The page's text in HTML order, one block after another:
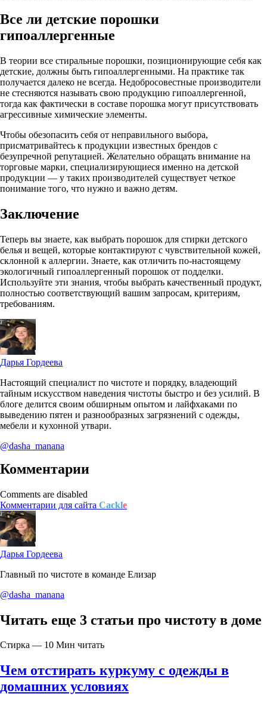
Все ли детские порошки
гипоаллергенные
В теории все стиральные порошки, позиционирующие себя как
детские, должны быть гипоаллергенными. На практике так
получается далеко не всегда. Недобросовестные производители
не стесняются называть свою продукцию гипоаллергенной,
тогда как фактически в составе порошка могут присутствовать
агрессивные химические элементы.
Чтобы обезопасить себя от неправильного выбора,
присматривайтесь к продукции известных брендов с
безупречной репутацией. Желательно обращать внимание на
торговые марки, специализирующиеся именно на детской
продукции — у таких производителей существует четкое
понимание того, что нужно и важно детям.
Заключение
Теперь вы знаете, как выбрать порошок для стирки детского
белья и вещей, которые контактируют с чувствительной кожей,
склонной к аллергии. Знаете, как отличить по-настоящему
экологичный гипоаллергенный порошок от подделки.
Используйте эти знания, чтобы выбрать качественный продукт,
полностью соответствующий вашим запросам, критериям,
требованиям.
Дарья Гордеева
Настоящий специалист по чистоте и порядку, владеющий
тайным искусством наведения чистоты быстро и без усилий. В
блоге делится своим обширным опытом и лайфхаками по
выведению пятен и разнообразных загрязнений с одежды,
мебели и кухонной утвари.
@dasha_manana
Комментарии
Comments are disabled
Комментарии для сайта Cackle
Дарья Гордеева
Главный по чистоте в команде Елизар
@dasha_manana
Читать еще 3 статьи про чистоту в доме
Стирка — 10 Мин читать
Чем отстирать куркуму с одежды в
домашних условиях